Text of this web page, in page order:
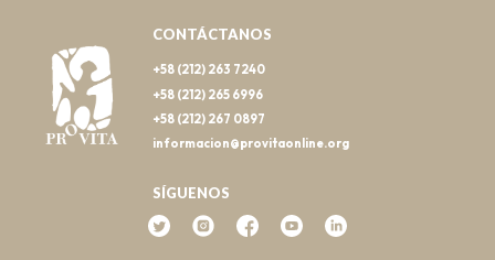
CONTÁCTANOS
+58 (212) 263 7240
+58 (212) 265 6996
+58 (212) 267 0897
informacion@provitaonline.org
SÍGUENOS